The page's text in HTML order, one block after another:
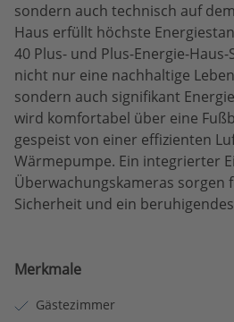
sondern auch technisch auf
Haus erfüllt höchste
40 Plus- und Plus-Energie-
nicht nur eine nachhaltige
sondern auch signifikant
wird komfortabel über eine
gespeist von einer effizienten
Wärmepumpe. Ein integrierter
Überwachungskameras sorgen
Sicherheit und ein
Merkmale
Gästezimmer